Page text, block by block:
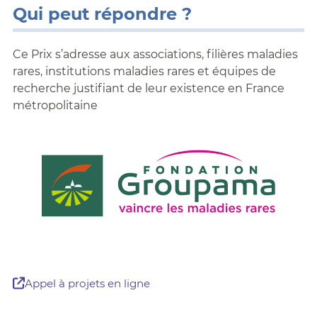
Qui peut répondre ?
Ce Prix s’adresse aux associations, filières maladies
rares, institutions maladies rares et équipes de
recherche justifiant de leur existence en France
métropolitaine
Appel à projets en ligne